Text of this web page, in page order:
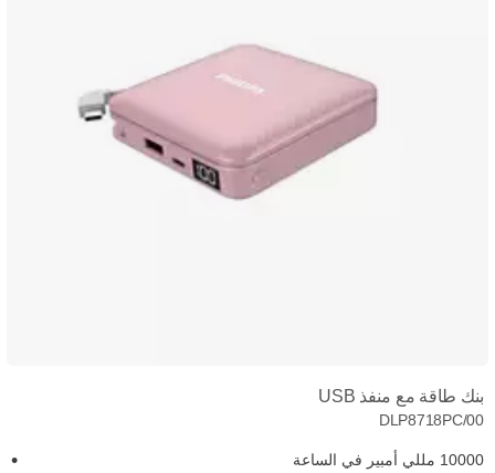
بنك طاقة مع منفذ USB
DLP8718PC/00
10000 مللي أمبير في الساعة